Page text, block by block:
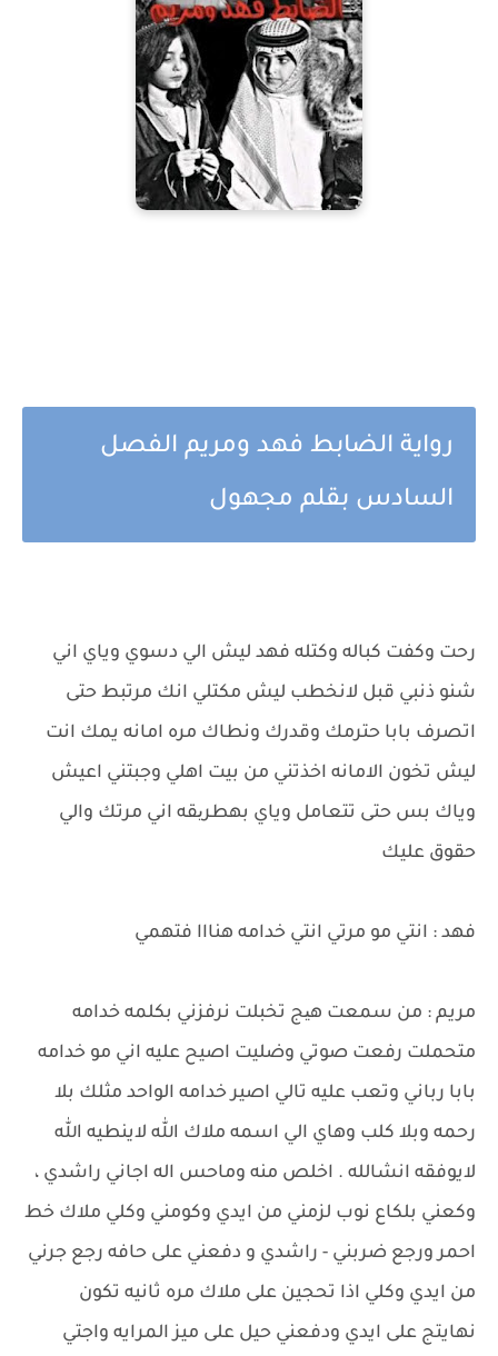
رواية الضابط فهد ومريم الفصل
السادس بقلم مجهول
رحت وكفت كباله وكتله فهد ليش الي دسوي وياي اني
شنو ذنبي قبل لانخطب ليش مكتلي انك مرتبط حتى
اتصرف بابا حترمك وقدرك ونطاك مره امانه يمك انت
ليش تخون الامانه اخذتني من بيت اهلي وجبتني اعيش
وياك بس حتى تتعامل وياي بهطریقه اني مرتك والي
حقوق عليك
فهد : انتي مو مرتي انتي خدامه هنااا فتهمي
مريم : من سمعت هیج تخبلت نرفزني بكلمه خدامه
متحملت رفعت صوتي وضليت اصيح عليه اني مو خدامه
بابا رباني وتعب عليه تالي اصير خدامه الواحد مثلك بلا
رحمه وبلا كلب وهاي الي اسمه ملاك الله لاينطيه الله
لايوفقه انشالله . اخلص منه وماحس اله اجاني راشدي ،
وكعني بلكاع نوب لزمني من ايدي وكومني وكلي ملاك خط
احمر ورجع ضربني - راشدي و دفعني على حافه رجع جرني
من ايدي وكلي اذا تحجين على ملاك مره ثانيه تكون
نهايتج على ايدي ودفعني حيل على ميز المرايه واجتي